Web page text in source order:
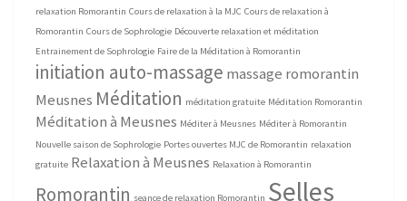
relaxation Romorantin Cours de relaxation à la MJC Cours de relaxation à
Romorantin Cours de Sophrologie Découverte relaxation et méditation
Entrainement de Sophrologie Faire de la Méditation à Romorantin
initiation auto-massage massage romorantin
Meusnes Méditation méditation gratuite Méditation Romorantin
Méditation à Meusnes Méditer à Meusnes Méditer à Romorantin
Nouvelle saison de Sophrologie Portes ouvertes MJC de Romorantin relaxation
gratuite Relaxation à Meusnes Relaxation à Romorantin
Romorantin seance de relaxation Romorantin Selles